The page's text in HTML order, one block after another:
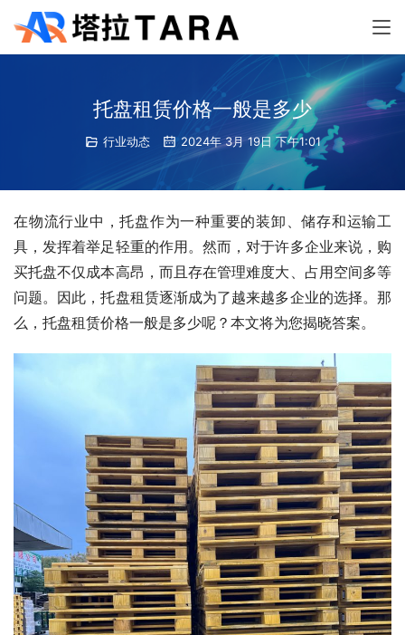
托盘租赁价格一般是多少
行业动态 2024年 3月 19日 下午1:01
在物流行业中，托盘作为一种重要的装卸、储存和运输工
具，发挥着举足轻重的作用。然而，对于许多企业来说，购
买托盘不仅成本高昂，而且存在管理难度大、占用空间多等
问题。因此，托盘租赁逐渐成为了越来越多企业的选择。那
么，托盘租赁价格一般是多少呢？本文将为您揭晓答案。